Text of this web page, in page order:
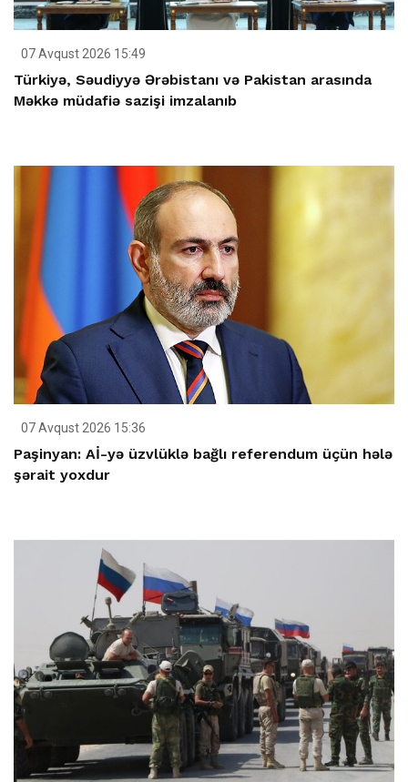
07 Avqust 2026 15:49
Türkiyə, Səudiyyə Ərəbistanı və Pakistan arasında
Məkkə müdafiə sazişi imzalanıb
07 Avqust 2026 15:36
Paşinyan: Aİ-yə üzvlüklə bağlı referendum üçün hələ
şərait yoxdur